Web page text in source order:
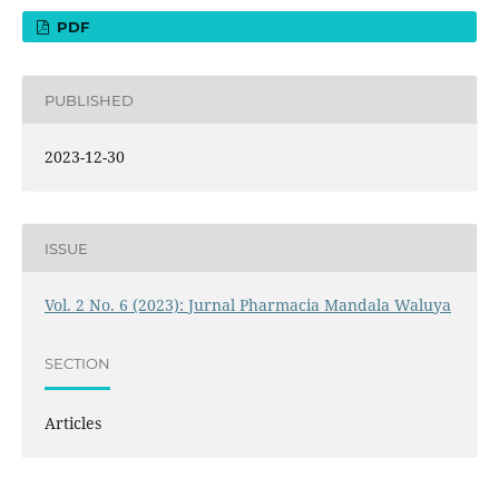
PDF
PUBLISHED
2023-12-30
ISSUE
Vol. 2 No. 6 (2023): Jurnal Pharmacia Mandala Waluya
SECTION
Articles